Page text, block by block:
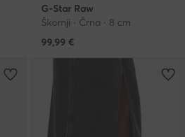
G-Star Raw
Škornji · Črna · 8 cm
99,99 €